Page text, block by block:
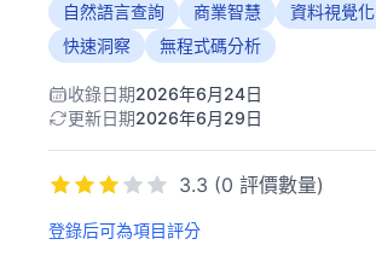
自然語言查詢
商業智慧
資料視覺化
快速洞察
無程式碼分析
收錄日期2026年6月24日
更新日期2026年6月29日
3.3 (0 評價數量)
登錄后可為項目評分